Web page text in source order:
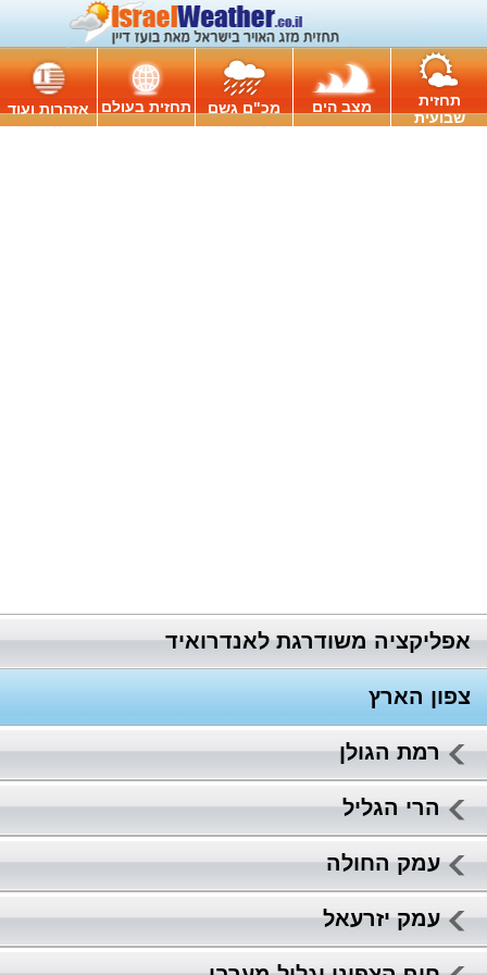
תחזית
שבועית
מצב הים מכ"ם גשם תחזית בעולם אזהרות ועוד
אפליקציה משודרגת לאנדרואיד
צפון הארץ
רמת הגולן
הרי הגליל
עמק החולה
עמק יזרעאל